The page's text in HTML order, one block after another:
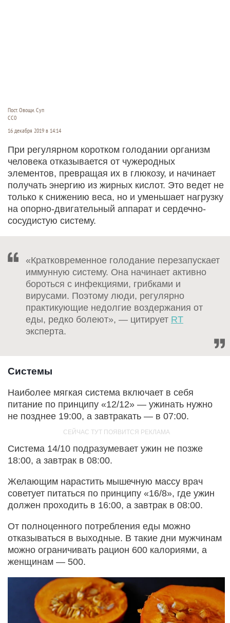
Пост. Овощи. Суп
СС0
16 декабря 2019 в 14:14
При регулярном коротком голодании организм
человека отказывается от чужеродных
элементов, превращая их в глюкозу, и начинает
получать энергию из жирных кислот. Это ведет не
только к снижению веса, но и уменьшает нагрузку
на опорно-двигательный аппарат и сердечно-
сосудистую систему.
«Кратковременное голодание перезапускает
иммунную систему. Она начинает активно
бороться с инфекциями, грибками и
вирусами. Поэтому люди, регулярно
практикующие недолгие воздержания от
еды, редко болеют», — цитирует RT
эксперта.
Системы
Наиболее мягкая система включает в себя
питание по принципу «12/12» — ужинать нужно
не позднее 19:00, а завтракать — в 07:00.
Система 14/10 подразумевает ужин не позже
18:00, а завтрак в 08:00.
Желающим нарастить мышечную массу врач
советует питаться по принципу «16/8», где ужин
должен проходить в 16:00, а завтрак в 08:00.
От полноценного потребления еды можно
отказываться в выходные. В такие дни мужчинам
можно ограничивать рацион 600 калориями, а
женщинам — 500.